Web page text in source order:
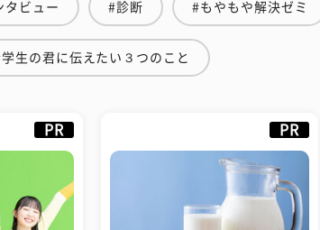
タビュー #診断 #もやもや解決ゼミ
生の君に伝えたい３つのこと
PR PR